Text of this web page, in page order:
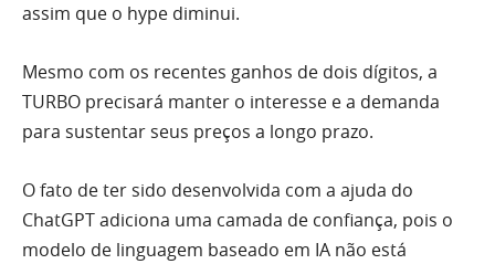
assim que o hype diminui.
Mesmo com os recentes ganhos de dois dígitos, a
TURBO precisará manter o interesse e a demanda
para sustentar seus preços a longo prazo.
O fato de ter sido desenvolvida com a ajuda do
ChatGPT adiciona uma camada de confiança, pois o
modelo de linguagem baseado em IA não está